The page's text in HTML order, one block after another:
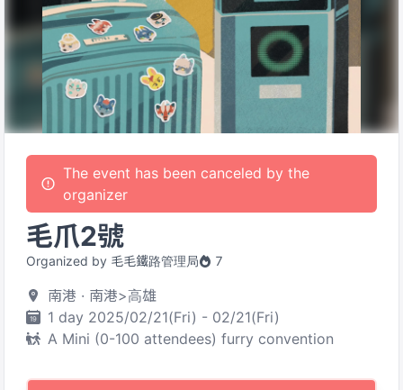
The event has been canceled by the
organizer
毛爪2號
Organized by 毛毛鐵路管理局 7
南港 · 南港>高雄
1 day 2025/02/21(Fri) - 02/21(Fri)
A Mini (0-100 attendees) furry convention